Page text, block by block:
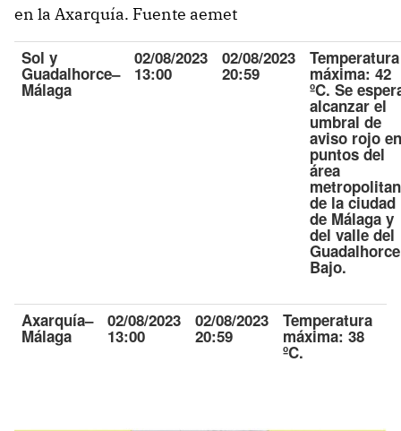
en la Axarquía. Fuente aemet
Sol y
Guadalhorce–
Málaga
02/08/2023
13:00
02/08/2023
20:59
Temperatura
máxima: 42
ºC. Se
alcanzar el
umbral de
aviso rojo en
puntos del
área
de la ciudad
de Málaga y
del valle del
Guadalhorce
Bajo.
Axarquía–
Málaga
02/08/2023
13:00
02/08/2023
20:59
Temperatura
máxima: 38
ºC.